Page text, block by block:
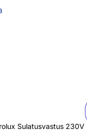
Sulatusvastus 230V